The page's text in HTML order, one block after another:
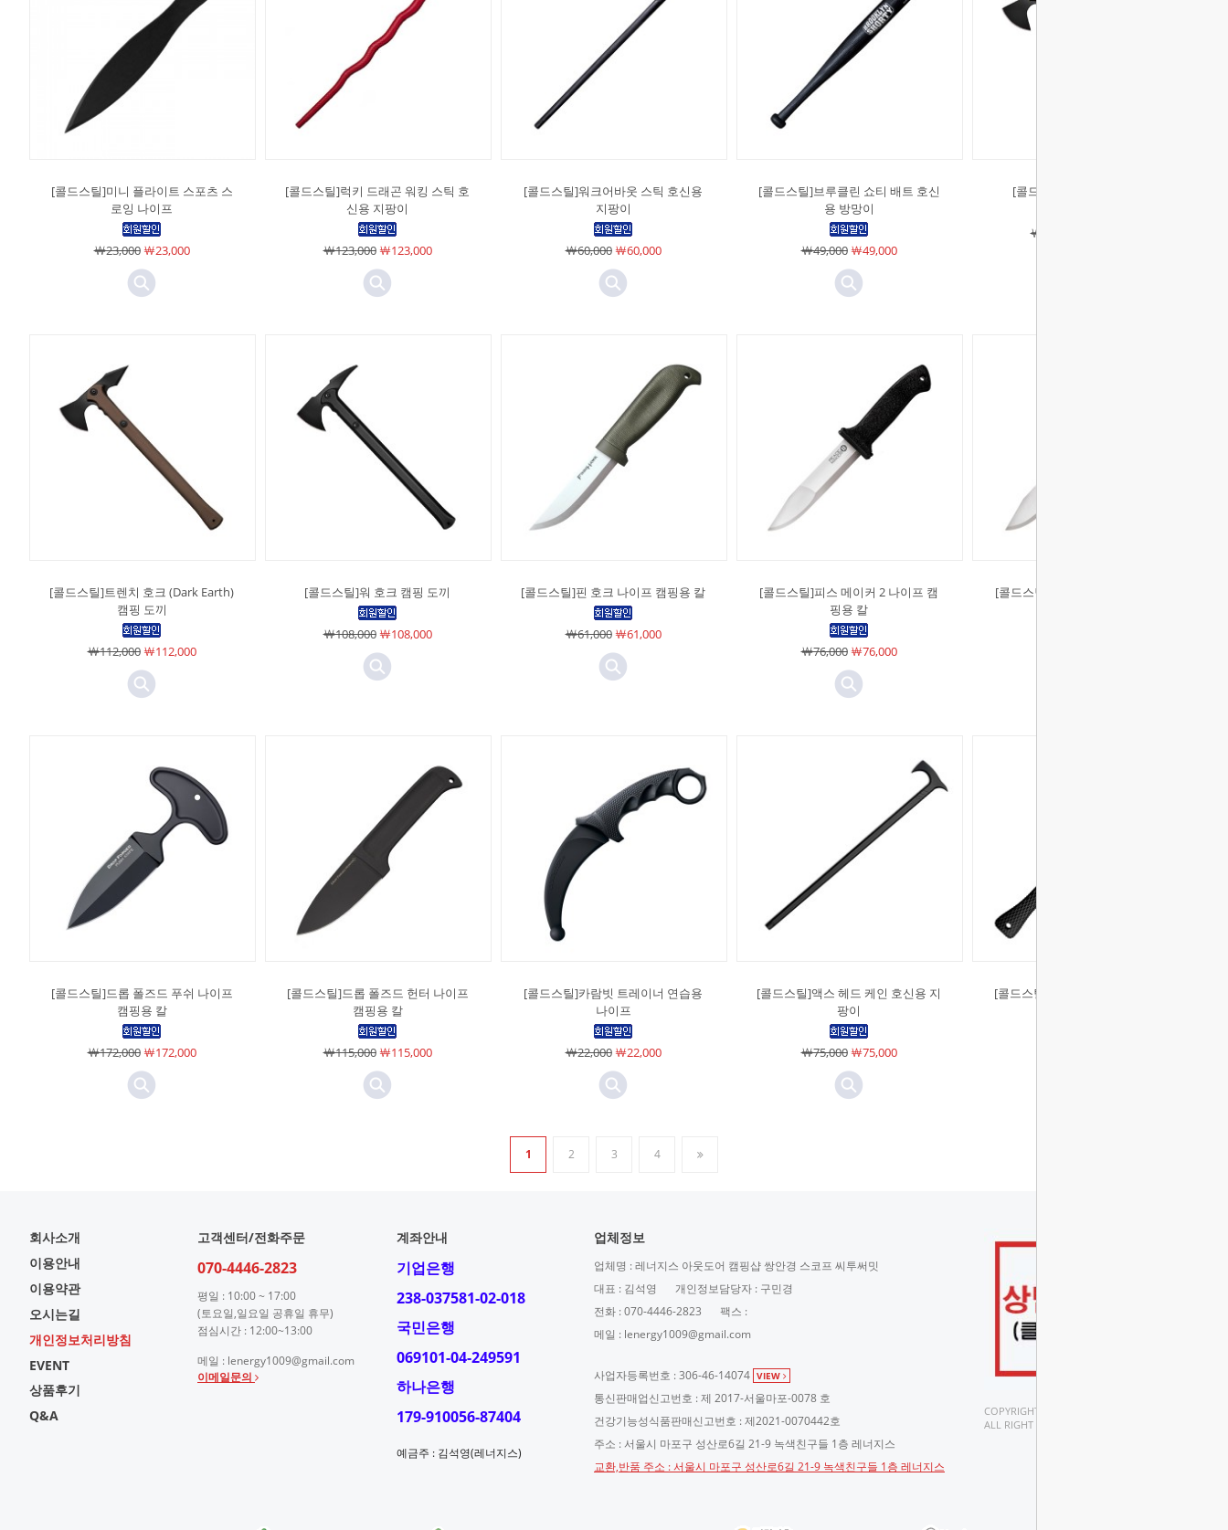
[콜드스틸]미니 플라이트 스포츠 스
로잉 나이프
￦23,000￦23,000
[콜드스틸]럭키 드래곤 워킹 스틱 호
신용 지팡이
￦123,000￦123,000
[콜드스틸]워크어바웃 스틱 호신용
지팡이
￦60,000￦60,000
[콜드스틸]브루클린 쇼티 배트 호신
용 방망이
￦49,000￦49,000
[콜드스틸]트렌치 호크 (OD)
￦112,000
[콜드스틸]트렌치 호크 (Dark Earth)
캠핑 도끼
￦112,000￦112,000
[콜드스틸]워 호크 캠핑 도끼
￦108,000￦108,000
[콜드스틸]핀 호크 나이프 캠핑용 칼
￦61,000￦61,000
[콜드스틸]피스 메이커 2 나이프 캠
핑용 칼
￦76,000￦76,000
[콜드스틸]피스 메이커 3 나이프 캠
[콜드스틸]드롭 폴즈드 푸쉬 나이프
캠핑용 칼
￦172,000￦172,000
[콜드스틸]드롭 폴즈드 헌터 나이프
캠핑용 칼
￦115,000￦115,000
[콜드스틸]카람빗 트레이너 연습용
나이프
￦22,000￦22,000
[콜드스틸]액스 헤드 케인 호신용 지
팡이
￦75,000￦75,000
[콜드스틸]하이드 아웃 나이프 캠핑
1 2 3 4
회사소개
이용안내
이용약관
오시는길
개인정보처리방침
EVENT
상품후기
Q&A
고객센터/전화주문
070-4446-2823
평일 : 10:00 ~ 17:00
(토요일,일요일 공휴일 휴무)
점심시간 : 12:00~13:00
메일 : lenergy1009@gmail.com
이메일문의
계좌안내
기업은행
238-037581-02-018
국민은행
069101-04-249591
하나은행
179-910056-87404
예금주 : 김석영(레너지스)
업체정보
업체명 : 레너지스 아웃도어 캠핑샵 쌍안경 스코프 씨투써밋
대표 : 김석영
개인정보담당자 : 구민경
전화 : 070-4446-2823
팩스 :
메일 : lenergy1009@gmail.com
사업자등록번호 : 306-46-14074 VIEW
통신판매업신고번호 : 제 2017-서울마포-0078 호
건강기능성식품판매신고번호 : 제2021-0070442호
주소 : 서울시 마포구 성산로6길 21-9 녹색친구들 1층 레너지스
교환,반품 주소 : 서울시 마포구 성산로6길 21-9 녹색친구들 1층 레너지스
COPYRIGHT(C).
ALL RIGHT RESERVED.